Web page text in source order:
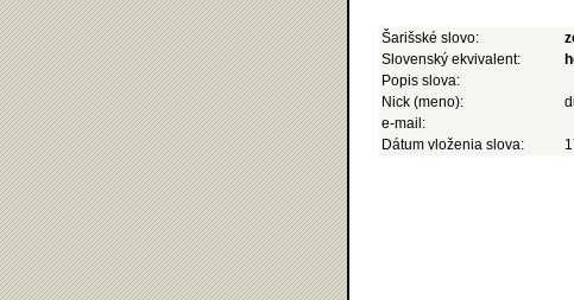
Šarišské slovo:
Slovenský ekvivalent:
Popis slova:
Nick (meno):
e-mail:
Dátum vloženia slova: